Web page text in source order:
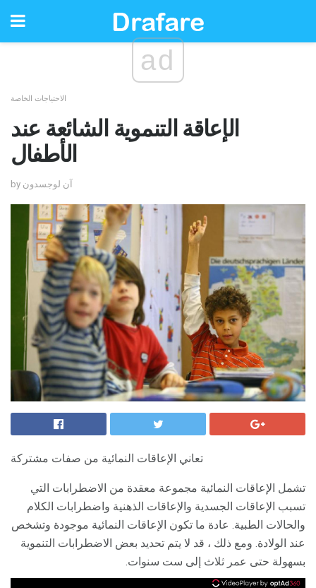
ad
الاحتياجات الخاصة
الإعاقة التنموية الشائعة عند
الأطفال
by آن لوجسدون
تعاني الإعاقات النمائية من صفات مشتركة
تشمل الإعاقات النمائية مجموعة معقدة من الاضطرابات التي
تسبب الإعاقات الجسدية والإعاقات الذهنية واضطرابات الكلام
والحالات الطبية. عادة ما تكون الإعاقات النمائية موجودة وتشخص
عند الولادة. ومع ذلك ، قد لا يتم تحديد بعض الاضطرابات التنموية
بسهولة حتى عمر ثلاث إلى ست سنوات.